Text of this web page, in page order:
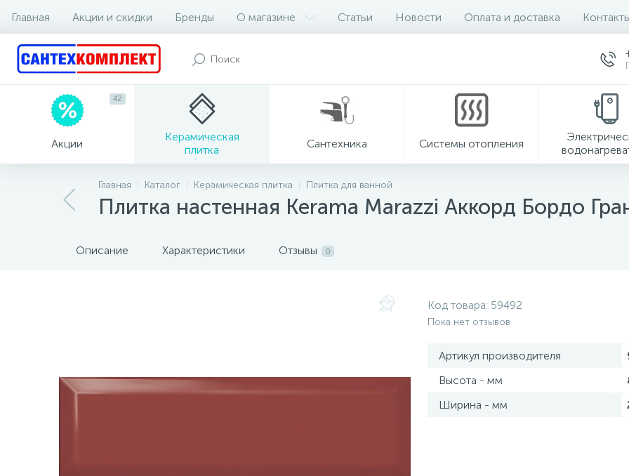
Главная Акции и скидки Бренды О магазине Статьи Новости Оплата и доставка
Акции
42
Керамическая
плитка
Сантехника Системы отопления
Главная Каталог Керамическая плитка Плитка для ванной
Плитка настенная Kerama Marazzi Аккорд Бордо
Описание Характеристики Отзывы 0
Код товара: 59492
Пока нет отзывов
Артикул производителя
Высота - мм
Ширина - мм